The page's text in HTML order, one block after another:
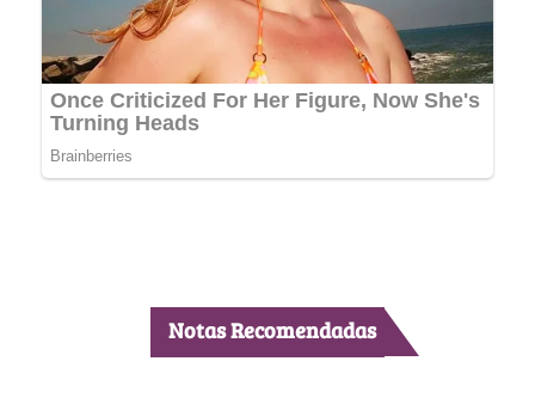
Notas Recomendadas